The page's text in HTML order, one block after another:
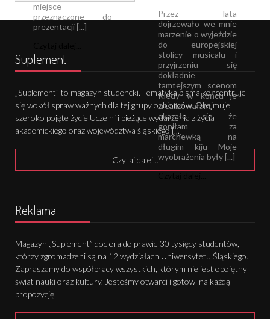
miejsce
przeznaczone do
prezentacji [...]
Przez lata
dojrzewało we mnie
marzenie o wyjeździe
do europejskiej
stolicy musicalu i
przyjrzeniu się
dokładnie
tamtejszym scenom
Kiedy w końcu je
zrealizowałam,
okazało się, że
goniłam za
marchewką na
długim kiju Moje
wyobrażenia były [...]
Suplement
„Suplement” to magazyn studencki. Tematyka pisma koncentruje
się wokół spraw ważnych dla tej grupy odbiorców. Obejmuje
szeroko pojęte życie Uczelni i bieżące wydarzenia z życia
akademickiego oraz województwa śląskiego [...]
Czytaj dalej...
Reklama
Magazyn „Suplement” dociera do prawie 30 tysięcy studentów,
którzy zgromadzeni są na 12 wydziałach Uniwersytetu Śląskiego.
Zapraszamy do współpracy wszystkich, którym nie jest obojętny
świat nauki oraz kultury. Jesteśmy otwarci i gotowi na każdą
propozycję.